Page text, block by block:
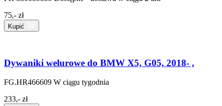
75,- zł
Kupić
Dywaniki welurowe do BMW X5, G05, 2018- ,
FG.HR466609 W ciągu tygodnia
233,- zł